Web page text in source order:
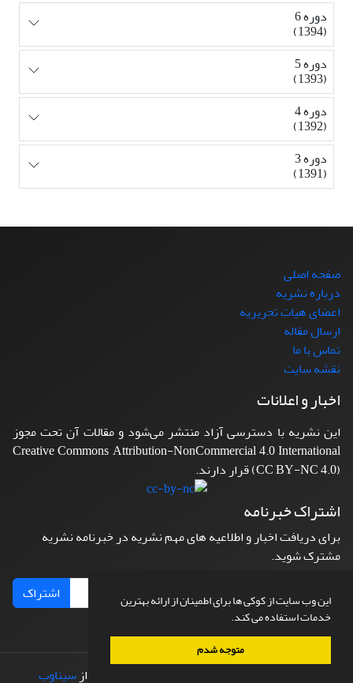
این وب سایت از کوکی ها برای اطمینان از ارائه بهترین
خدمات استفاده می کند.
متوجه شدم
دوره 6
(1394)
دوره 5
(1393)
دوره 4
(1392)
دوره 3
(1391)
صفحه اصلی
درباره نشریه
اعضای هیات تحریریه
ارسال مقاله
تماس با ما
نقشه سایت
اخبار و اعلانات
این نشریه با دسترسی آزاد منتشر می‌شود و مقالات آن تحت مجوز
Creative Commons Attribution-NonCommercial 4.0 International
(CC BY-NC 4.0) قرار دارند.
اشتراک خبرنامه
برای دریافت اخبار و اطلاعیه های مهم نشریه در خبرنامه نشریه
مشترک شوید.
اشتراک
طراحی و پیاده سازی ازسیناوب